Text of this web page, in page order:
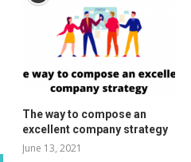
The way to compose an
excellent company strategy
June 13, 2021